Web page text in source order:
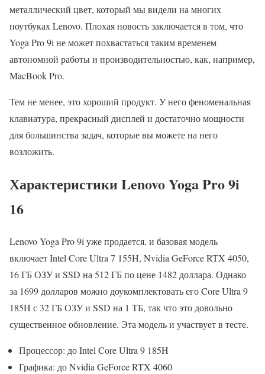
металлический цвет, который мы видели на многих
ноутбуках Lenovo. Плохая новость заключается в том, что
Yoga Pro 9i не может похвастаться таким временем
автономной работы и производительностью, как, например,
MacBook Pro.
Тем не менее, это хороший продукт. У него феноменальная
клавиатура, прекрасный дисплей и достаточно мощности
для большинства задач, которые вы можете на него
возложить.
Характеристики Lenovo Yoga Pro 9i
16
Lenovo Yoga Pro 9i уже продается, и базовая модель
включает Intel Core Ultra 7 155H, Nvidia GeForce RTX 4050,
16 ГБ ОЗУ и SSD на 512 ГБ по цене 1482 доллара. Однако
за 1699 долларов можно доукомплектовать его Core Ultra 9
185H с 32 ГБ ОЗУ и SSD на 1 ТБ, так что это довольно
существенное обновление. Эта модель и участвует в тесте.
Процессор: до Intel Core Ultra 9 185H
Графика: до Nvidia GeForce RTX 4060